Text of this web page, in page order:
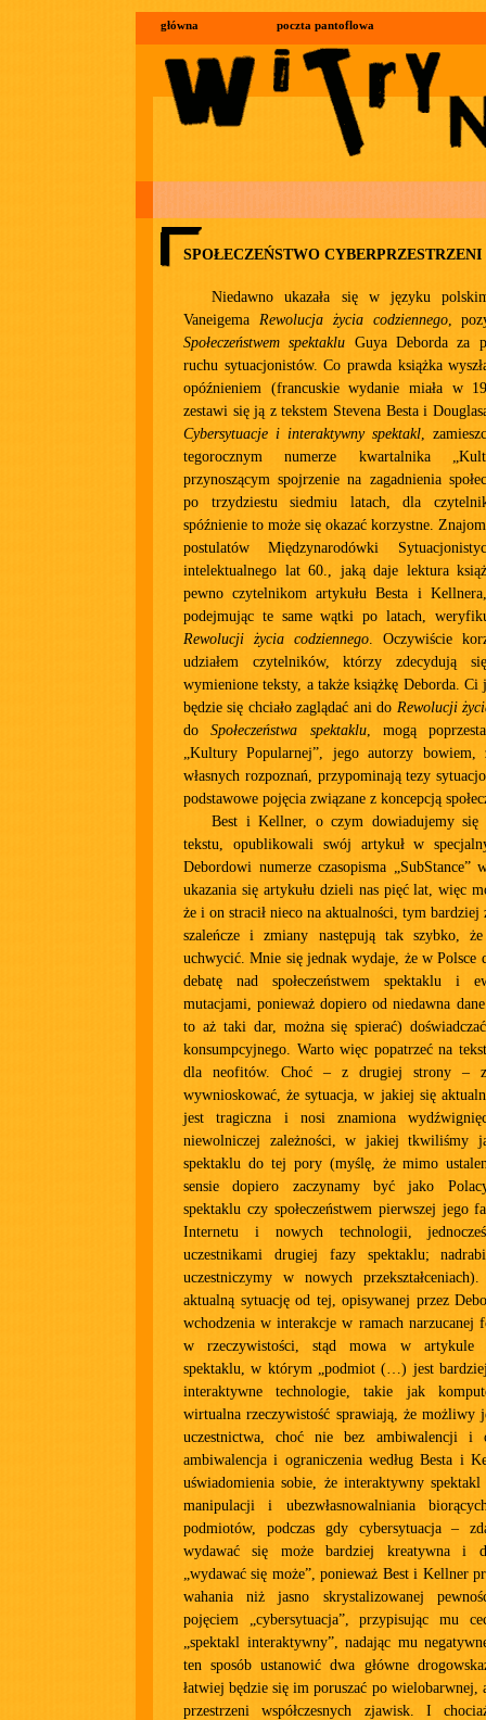
główna poczta pantoflowa
SPOŁECZEŃSTWO CYBERPRZESTRZENI
Niedawno ukazała się w języku
Vaneigema Rewolucja życia codziennego,
Społeczeństwem spektaklu Guya Deborda za
ruchu sytuacjonistów. Co prawda książka
opóźnieniem (francuskie wydanie miała w
zestawi się ją z tekstem Stevena Besta i
Cybersytuacje i interaktywny spektakl,
tegorocznym numerze kwartalnika
przynoszącym spojrzenie na zagadnienia
po trzydziestu siedmiu latach, dla
spóźnienie to może się okazać korzystne.
postulatów Międzynarodówki
intelektualnego lat 60., jaką daje lektura
pewno czytelnikom artykułu Besta i
podejmując te same wątki po latach,
Rewolucji życia codziennego. Oczywiście
udziałem czytelników, którzy zdecydują
wymienione teksty, a także książkę Deborda.
będzie się chciało zaglądać ani do Rewolucji
doSpołeczeństwa spektaklu, mogą
„Kultury Popularnej”, jego autorzy bowiem,
własnych rozpoznań, przypominają tezy
podstawowe pojęcia związane z koncepcją
Best i Kellner, o czym dowiadujemy
tekstu, opublikowali swój artykuł w
Debordowi numerze czasopisma
ukazania się artykułu dzieli nas pięć lat, więc
że i on stracił nieco na aktualności, tym bardziej
szaleńcze i zmiany następują tak szybko,
uchwycić. Mnie się jednak wydaje, że w Polsce
debatę nad społeczeństwem spektaklu i
mutacjami, ponieważ dopiero od niedawna
to aż taki dar, można się spierać)
konsumpcyjnego. Warto więc popatrzeć na
dla neofitów. Choć – z drugiej strony – z
wywnioskować, że sytuacja, w jakiej się
jest tragiczna i nosi znamiona
niewolniczej zależności, w jakiej tkwiliśmy
spektaklu do tej pory (myślę, że mimo
sensie dopiero zaczynamy być jako Polacy
spektaklu czy społeczeństwem pierwszej jego
Internetu i nowych technologii,
uczestnikami drugiej fazy spektaklu;
uczestniczymy w nowych
aktualną sytuację od tej, opisywanej przez
wchodzenia w interakcje w ramach narzucanej
w rzeczywistości, stąd mowa w artykule
spektaklu, w którym „podmiot (…) jest
interaktywne technologie, takie jak
wirtualna rzeczywistość sprawiają, że możliwy
uczestnictwa, choć nie bez ambiwalencji i
ambiwalencja i ograniczenia według Besta i
uświadomienia sobie, że interaktywny
manipulacji i ubezwłasnowalniania
podmiotów, podczas gdy cybersytuacja –
wydawać się może bardziej kreatywna i
„wydawać się może”, ponieważ Best i Kellner
wahania niż jasno skrystalizowanej
pojęciem „cybersytuacja”, przypisując mu
„spektakl interaktywny”, nadając mu
ten sposób ustanowić dwa główne
łatwiej będzie się im poruszać po wielobarwnej,
przestrzeni współczesnych zjawisk. I